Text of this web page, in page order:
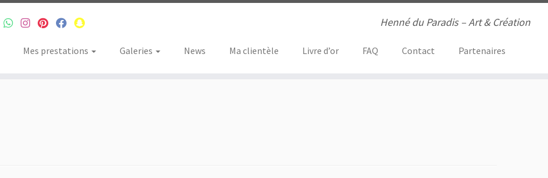
Henné du Paradis – Art & Création
Mes prestations Galeries News Ma clientèle Livre d’or FAQ Contact Partenaires